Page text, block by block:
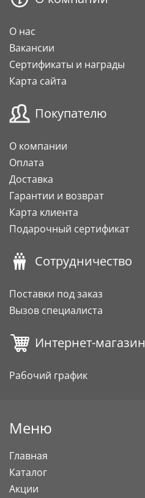
О нас
Вакансии
Сертификаты и награды
Карта сайта
Покупателю
О компании
Оплата
Доставка
Гарантии и возврат
Карта клиента
Подарочный сертификат
Сотрудничество
Поставки под заказ
Вызов специалиста
Интернет-магазин
Рабочий график
Меню
Главная
Каталог
Акции